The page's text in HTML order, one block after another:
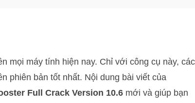
mọi máy tính hiện nay. Chỉ với công cụ này, các
phiên bản tốt nhất. Nội dung bài viết của
Full Crack Version 10.6 mới và giúp bạn